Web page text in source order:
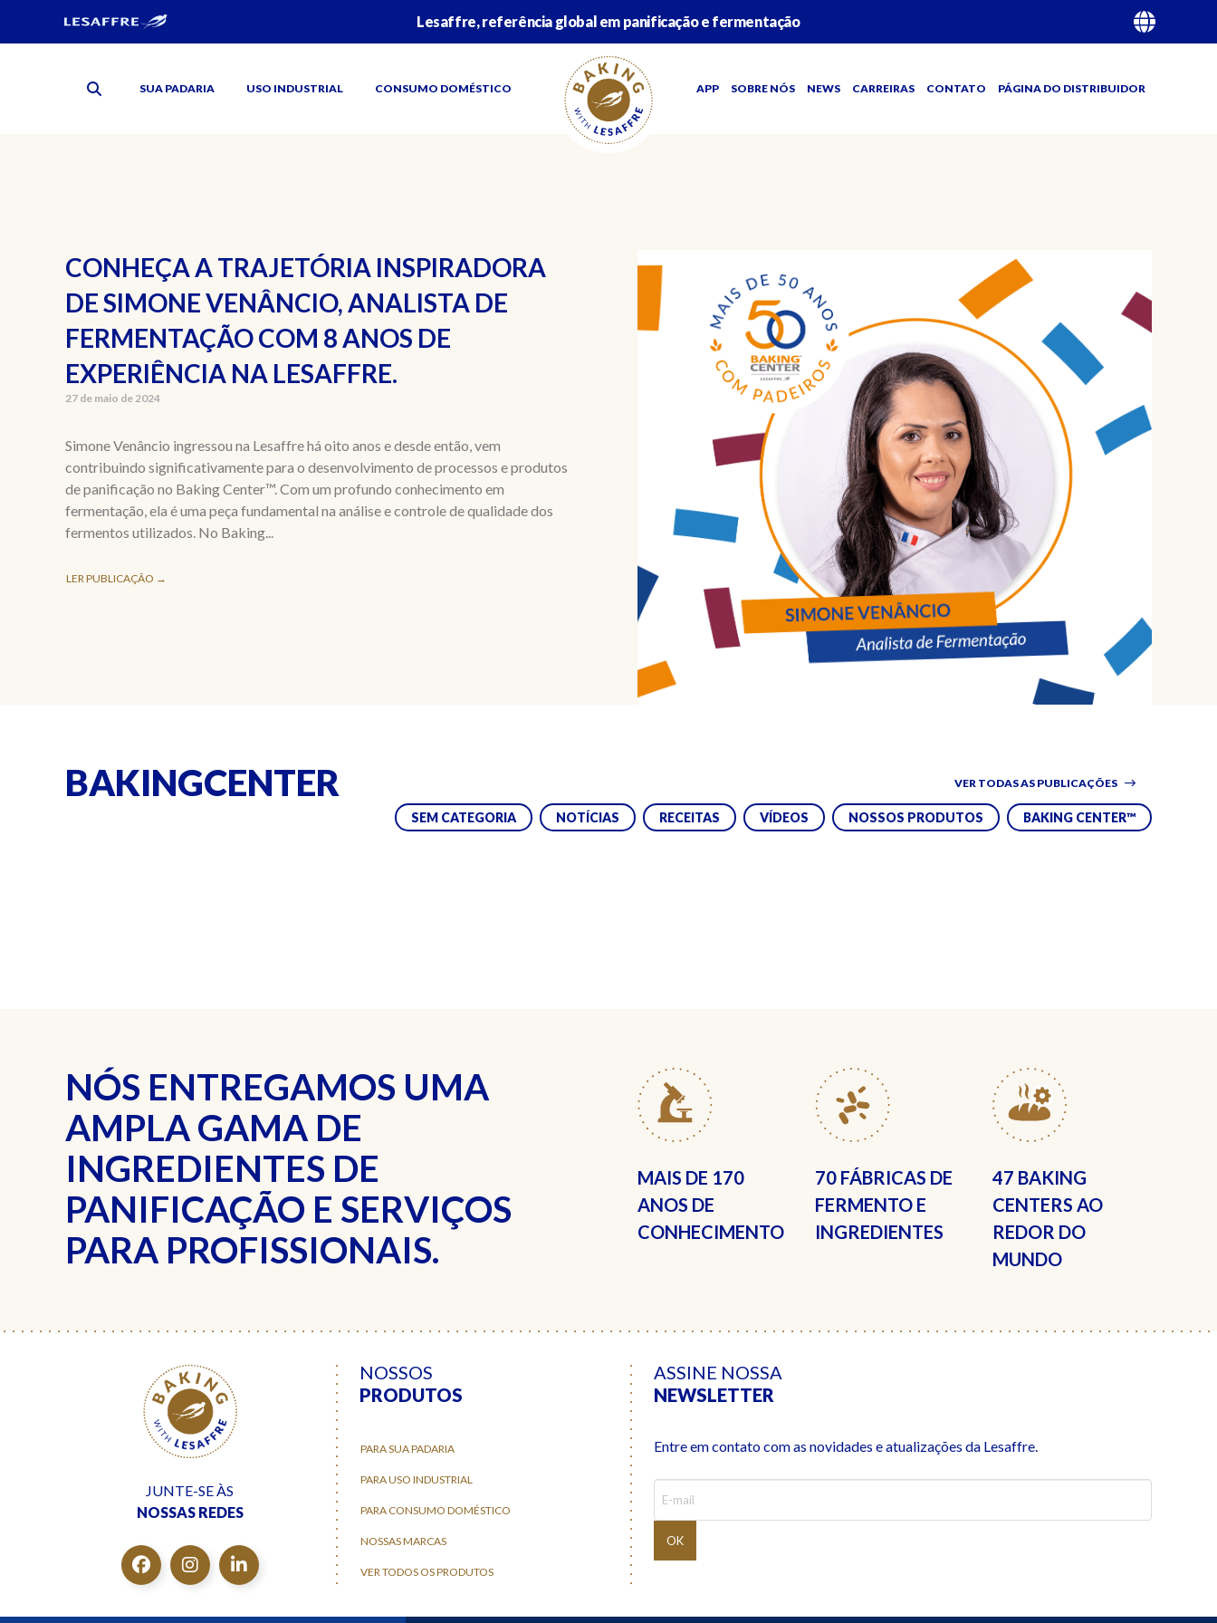
Lesaffre, referência global em panificação e fermentação
SUA PADARIA USO INDUSTRIAL CONSUMO DOMÉSTICO APP SOBRE NÓS NEWS CARREIRAS CONTATO PÁGINA DO DISTRIBUIDOR
CONHEÇA A TRAJETÓRIA INSPIRADORA
DE SIMONE VENÂNCIO, ANALISTA DE
FERMENTAÇÃO COM 8 ANOS DE
EXPERIÊNCIA NA LESAFFRE.
27 de maio de 2024
Simone Venâncio ingressou na Lesaffre há oito anos e desde então, vem
contribuindo significativamente para o desenvolvimento de processos e produtos
de panificação no Baking Center™. Com um profundo conhecimento em
fermentação, ela é uma peça fundamental na análise e controle de qualidade dos
fermentos utilizados. No Baking...
LER PUBLICAÇÃO →
BAKINGCENTER VER TODAS AS PUBLICAÇÕES
SEM CATEGORIA NOTÍCIAS RECEITAS VÍDEOS NOSSOS PRODUTOS BAKING CENTER™
NÓS ENTREGAMOS UMA
AMPLA GAMA DE
INGREDIENTES DE
PANIFICAÇÃO E SERVIÇOS
PARA PROFISSIONAIS.
MAIS DE 170
ANOS DE
CONHECIMENTO
70 FÁBRICAS DE
FERMENTO E
INGREDIENTES
47 BAKING
CENTERS AO
REDOR DO
MUNDO
JUNTE-SE ÀS
NOSSAS REDES
NOSSOS
PRODUTOS
PARA SUA PADARIA
PARA USO INDUSTRIAL
PARA CONSUMO DOMÉSTICO
NOSSAS MARCAS
VER TODOS OS PRODUTOS
ASSINE NOSSA
NEWSLETTER
Entre em contato com as novidades e atualizações da Lesaffre.